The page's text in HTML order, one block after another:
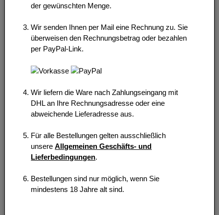
der gewünschten Menge.
Wir senden Ihnen per Mail eine Rechnung zu. Sie
überweisen den Rechnungsbetrag oder bezahlen
per PayPal-Link.
Wir liefern die Ware nach Zahlungseingang mit
DHL an Ihre Rechnungsadresse oder eine
abweichende Lieferadresse aus.
Für alle Bestellungen gelten ausschließlich
unsereAllgemeinen Geschäfts- und
Lieferbedingungen.
Bestellungen sind nur möglich, wenn Sie
mindestens 18 Jahre alt sind.